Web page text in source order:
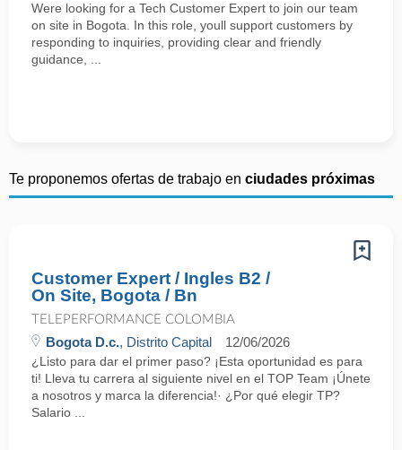
Were looking for a Tech Customer Expert to join our team
on site in Bogota. In this role, youll support customers by
responding to inquiries, providing clear and friendly
guidance, ...
Te proponemos ofertas de trabajo en ciudades próximas
Customer Expert / Ingles B2 /
On Site, Bogota / Bn
TELEPERFORMANCE COLOMBIA
Bogota D.c., Distrito Capital 12/06/2026
¿Listo para dar el primer paso? ¡Esta oportunidad es para
ti! Lleva tu carrera al siguiente nivel en el TOP Team ¡Únete
a nosotros y marca la diferencia!· ¿Por qué elegir TP?
Salario ...